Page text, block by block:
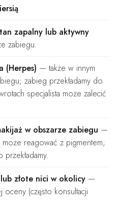
zapalny lub aktywny
zabiegu.
(Herpes) — także w innym
zabieg przekładamy do
specjalista może zalecić
w obszarze zabiegu —
reagować z pigmentem;
złote nici w okolicy —
oceny (często konsultacji